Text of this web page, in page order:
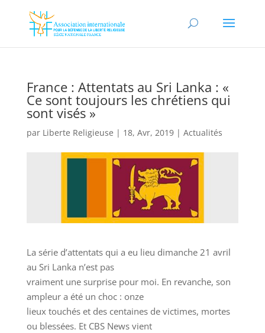
France : Attentats au Sri Lanka : «
Ce sont toujours les chrétiens qui
sont visés »
par Liberte Religieuse | 18, Avr, 2019| Actualités
La série d’attentats qui a eu lieu dimanche 21 avril
au Sri Lanka n’est pas
vraiment une surprise pour moi. En revanche, son
ampleur a été un choc : onze
lieux touchés et des centaines de victimes, mortes
ou blessées. Et CBS News vient